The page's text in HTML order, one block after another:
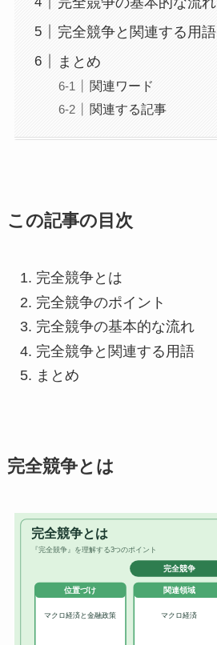
完全競争と関連する用語
まとめ
関連ワード
関連する記事
この記事の目次
完全競争とは
完全競争のポイント
完全競争の基本的な流れ
完全競争と関連する用語
まとめ
完全競争とは